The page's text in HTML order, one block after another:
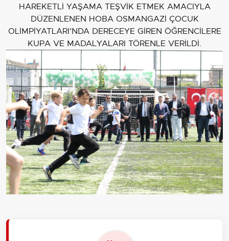
HAREKETLİ YAŞAMA TEŞVİK ETMEK AMACIYLA
DÜZENLENEN HOBA OSMANGAZİ ÇOCUK
OLİMPİYATLARI’NDA DERECEYE GİREN ÖĞRENCİLERE
KUPA VE MADALYALARI TÖRENLE VERİLDİ.